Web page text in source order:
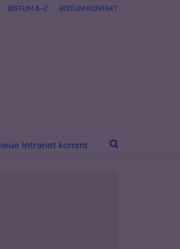
BISTUM A-Z BISTUM KONTAKT
Intranet kommt